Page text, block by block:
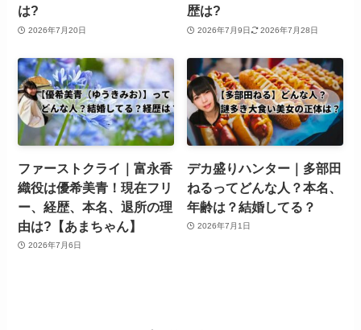
は?
2026年7月20日
歴は?
2026年7月9日 2026年7月28日
ファーストクライ｜富永香
織役は優希美青！現在フリ
ー、経歴、本名、退所の理
由は?【あまちゃん】
2026年7月6日
デカ盛りハンター｜多部田
ねるってどんな人？本名、
年齢は？結婚してる？
2026年7月1日